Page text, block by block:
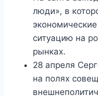
люди», в
ситуацию на
рынках.
28 апреля
на полях